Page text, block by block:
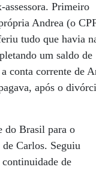
assessora. Primeiro
Andrea (o
tudo que havia
um saldo de
conta corrente de
após o
do Brasil para o
Carlos. Seguiu
de